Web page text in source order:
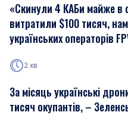
«Скинули 4 КАБи майже в
витратили $100 тисяч,
українських операторів
2 хв
За місяць українські
тисяч окупантів, –